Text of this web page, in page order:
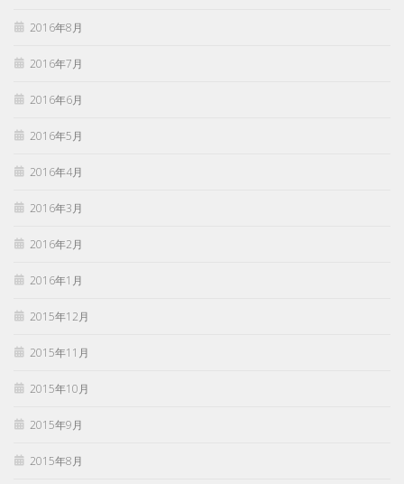
2016年8月
2016年7月
2016年6月
2016年5月
2016年4月
2016年3月
2016年2月
2016年1月
2015年12月
2015年11月
2015年10月
2015年9月
2015年8月